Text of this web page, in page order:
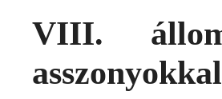
VIII.
asszonyokkal